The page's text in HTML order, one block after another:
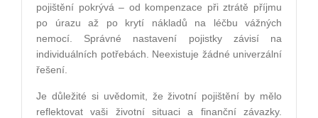
pojištění pokrývá – od kompenzace při ztrátě příjmu
po úrazu až po krytí nákladů na léčbu vážných
nemocí. Správné nastavení pojistky závisí na
individuálních potřebách. Neexistuje žádné univerzální
řešení.
Je důležité si uvědomit, že životní pojištění by mělo
reflektovat vaši životní situaci a finanční závazky.